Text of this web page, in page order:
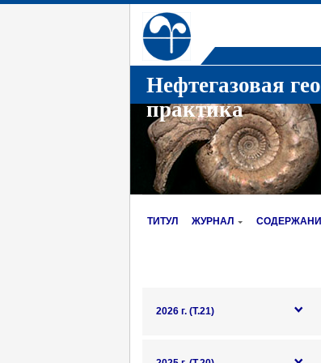
Нефтегазовая
практика
ТИТУЛ ЖУРНАЛ
2026 г. (Т.21)